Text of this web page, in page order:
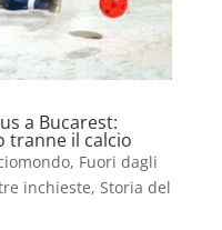
a Bucarest:
tranne il calcio
, Fuori dagli
inchieste, Storia del